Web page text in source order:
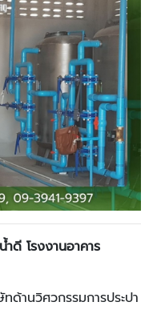
ดี โรงงานอาคาร
ด้านวิศวกรรมการประปา